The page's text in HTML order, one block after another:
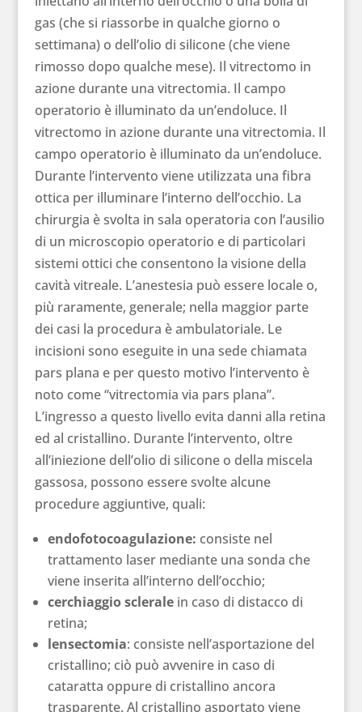
gas (che si riassorbe in qualche giorno o
settimana) o dell’olio di silicone (che viene
rimosso dopo qualche mese). Il vitrectomo in
azione durante una vitrectomia. Il campo
operatorio è illuminato da un’endoluce. Il
vitrectomo in azione durante una vitrectomia. Il
campo operatorio è illuminato da un’endoluce.
Durante l’intervento viene utilizzata una fibra
ottica per illuminare l’interno dell’occhio. La
chirurgia è svolta in sala operatoria con l’ausilio
di un microscopio operatorio e di particolari
sistemi ottici che consentono la visione della
cavità vitreale. L’anestesia può essere locale o,
più raramente, generale; nella maggior parte
dei casi la procedura è ambulatoriale. Le
incisioni sono eseguite in una sede chiamata
pars plana e per questo motivo l’intervento è
noto come “vitrectomia via pars plana”.
L’ingresso a questo livello evita danni alla retina
ed al cristallino. Durante l’intervento, oltre
all’iniezione dell’olio di silicone o della miscela
gassosa, possono essere svolte alcune
procedure aggiuntive, quali:
endofotocoagulazione: consiste nel
trattamento laser mediante una sonda che
viene inserita all’interno dell’occhio;
cerchiaggio scleralein caso di distacco di
retina;
lensectomia: consiste nell’asportazione del
cristallino; ciò può avvenire in caso di
cataratta oppure di cristallino ancora
trasparente. Al cristallino asportato viene